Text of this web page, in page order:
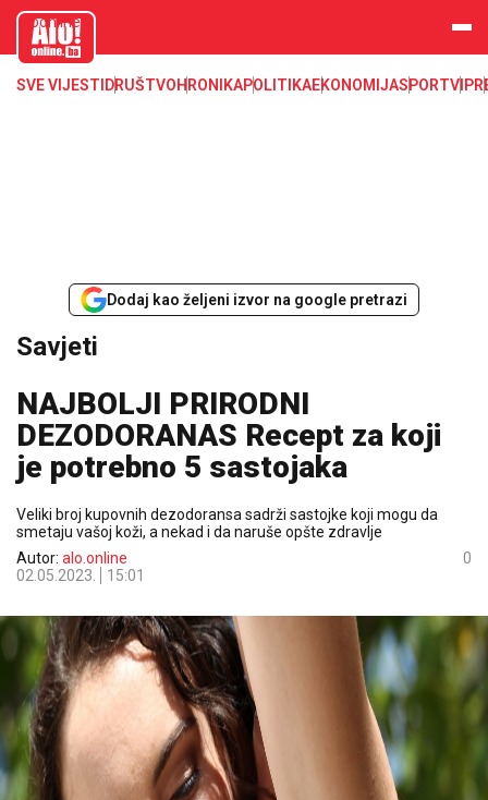
aloonline.b
SVE VIJESTI DRUŠTVOHRONIKAPOLITIKAEKONOMIJASPORTVIP
Dodaj kao željeni izvor na google pretrazi
Savjeti
NAJBOLJI PRIRODNI
DEZODORANAS Recept za koji
je potrebno 5 sastojaka
Veliki broj kupovnih dezodoransa sadrži sastojke koji mogu da
smetaju vašoj koži, a nekad i da naruše opšte zdravlje
Autor: alo.online
02.05.2023.
15:01
0